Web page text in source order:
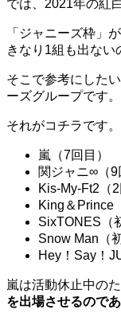
では、 2021年の紅
「ジャニーズ枠」
きなり 1組も出ない
そこで参考にしたい
ーズグループです。
それがコチラです。
嵐（7回目）
関ジャニ∞ （9
Kis-My-Ft2 （2
King ＆ Prince
SixTONES （
Snow Man （
Hey ！ Say ！
嵐は活動休止中の
を出場させるので